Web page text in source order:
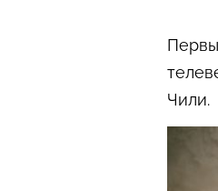
Чили.